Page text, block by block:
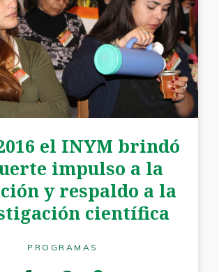
el INYM brindó
impulso a la
y respaldo a la
científica
PROGRAMAS